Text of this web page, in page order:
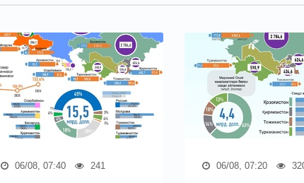
06/08, 07:40 241 06/08, 07:20